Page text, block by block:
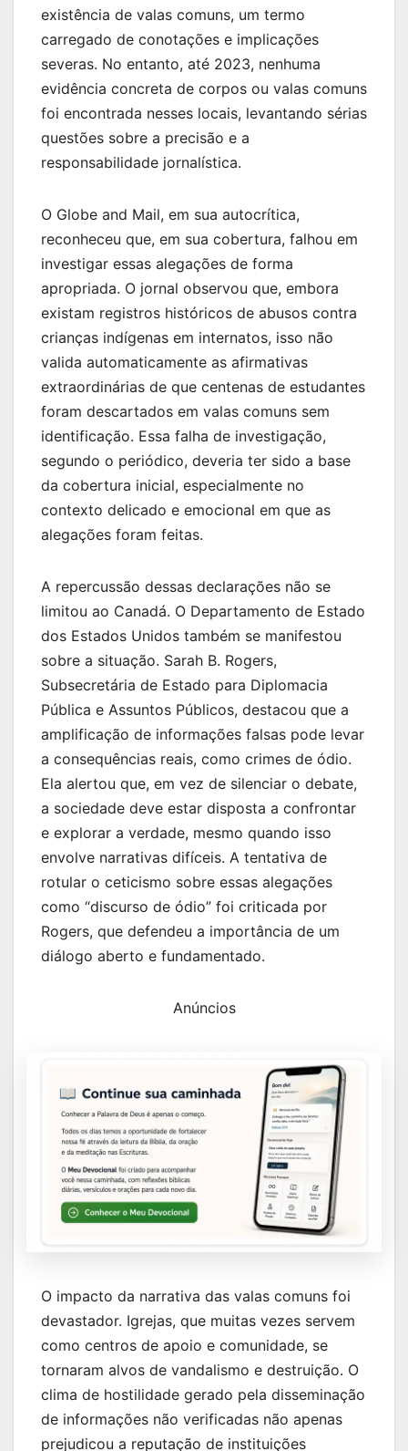
existência de valas comuns, um termo
carregado de conotações e implicações
severas. No entanto, até 2023, nenhuma
evidência concreta de corpos ou valas comuns
foi encontrada nesses locais, levantando sérias
questões sobre a precisão e a
responsabilidade jornalística.
O Globe and Mail, em sua autocrítica,
reconheceu que, em sua cobertura, falhou em
investigar essas alegações de forma
apropriada. O jornal observou que, embora
existam registros históricos de abusos contra
crianças indígenas em internatos, isso não
valida automaticamente as afirmativas
extraordinárias de que centenas de estudantes
foram descartados em valas comuns sem
identificação. Essa falha de investigação,
segundo o periódico, deveria ter sido a base
da cobertura inicial, especialmente no
contexto delicado e emocional em que as
alegações foram feitas.
A repercussão dessas declarações não se
limitou ao Canadá. O Departamento de Estado
dos Estados Unidos também se manifestou
sobre a situação. Sarah B. Rogers,
Subsecretária de Estado para Diplomacia
Pública e Assuntos Públicos, destacou que a
amplificação de informações falsas pode levar
a consequências reais, como crimes de ódio.
Ela alertou que, em vez de silenciar o debate,
a sociedade deve estar disposta a confrontar
e explorar a verdade, mesmo quando isso
envolve narrativas difíceis. A tentativa de
rotular o ceticismo sobre essas alegações
como “discurso de ódio” foi criticada por
Rogers, que defendeu a importância de um
diálogo aberto e fundamentado.
Anúncios
O impacto da narrativa das valas comuns foi
devastador. Igrejas, que muitas vezes servem
como centros de apoio e comunidade, se
tornaram alvos de vandalismo e destruição. O
clima de hostilidade gerado pela disseminação
de informações não verificadas não apenas
prejudicou a reputação de instituições